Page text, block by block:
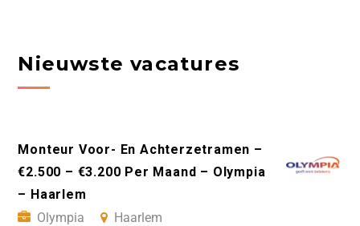
Nieuwste vacatures
Monteur Voor- En Achterzetramen –
€2.500 – €3.200 Per Maand – Olympia
– Haarlem
Olympia
Haarlem